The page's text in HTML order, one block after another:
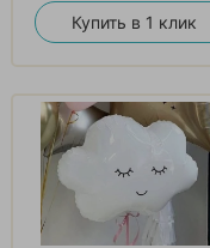
Купить в 1 клик